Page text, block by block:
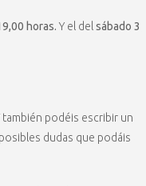
horas. Y el delsábado 3
también podéis escribir un
dudas que podáis